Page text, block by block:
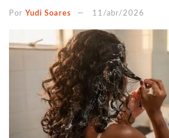
Por Yudi Soares 11/abr/2026